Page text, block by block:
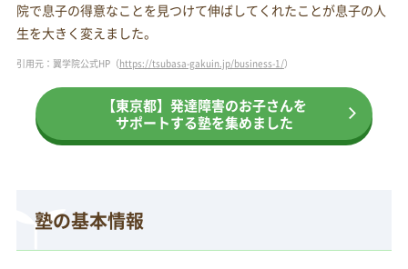
院で息子の得意なことを見つけて伸ばしてくれたことが息子の人
生を大きく変えました。
引用元：翼学院公式HP（https://tsubasa-gakuin.jp/business-1/）
【東京都】発達障害のお子さんを
サポートする塾を集めました
塾の基本情報